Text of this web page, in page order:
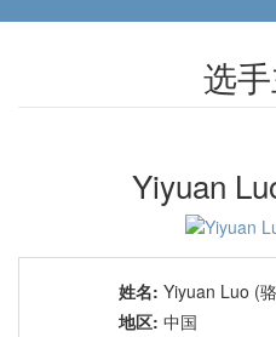
选
Yiyuan
姓名: Yiyuan Luo (
地区: 中国